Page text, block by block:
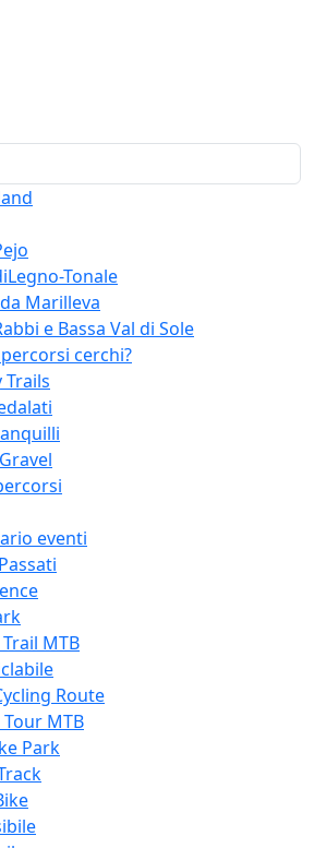
Tonale
Marilleva
e Bassa Val di Sole
cerchi?
Trails
eventi
MTB
Route
MTB
Park